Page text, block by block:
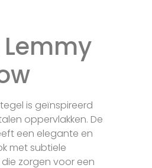
is geïnspireerd
oppervlakken. De
een elegante en
met subtiele
zorgen voor een